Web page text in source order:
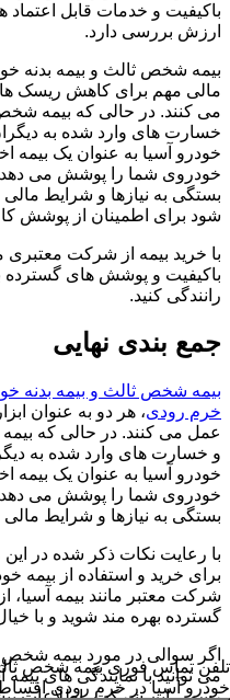
باکیفیت و خدمات قابل اعتماد
ارزش بررسی دارد.
بیمه شخص ثالث و بیمه بدنه
مالی مهم برای کاهش ریسک
می کنند. در حالی که بیمه
خسارت های وارد شده به
خودرو آسیا به عنوان یک بیمه
خودروی شما را پوشش می دهد.
بستگی به نیازها و شرایط
شود برای اطمینان از پوشش
با خرید بیمه از شرکت معتبری
باکیفیت و پوشش های گسترده
رانندگی کنید.
جمع بندی نهایی
بیمه شخص ثالث و بیمه بدنه
خرم رودی، هر دو به عنوان
عمل می کنند. در حالی که
و خسارت های وارد شده به
خودرو آسیا به عنوان یک بیمه
خودروی شما را پوشش می دهد.
بستگی به نیازها و شرایط مالی
با رعایت نکات ذکر شده در این
برای خرید و استفاده از بیمه
شرکت معتبر مانند بیمه
گسترده بهره مند شوید و با
اگر سوالی در مورد بیمه شخص
می توانید با نمایندگی های
رسمی این شرکت، اطلاعات
تلفن تماس فوریبیمه شخص
خودرو آسیا در خرم رودی